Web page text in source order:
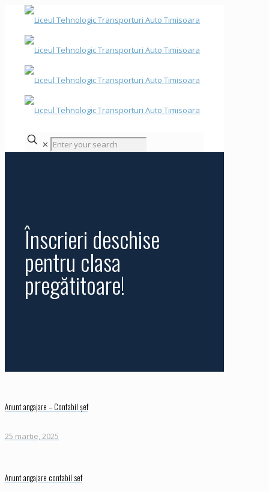
✕
Înscrieri deschise
pentru clasa
pregătitoare!
Anunt angajare – Contabil șef
25 martie, 2025
Anunt angajare contabil sef